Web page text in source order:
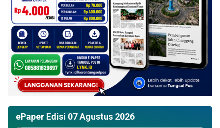
ePaper Edisi 07 Agustus 2026